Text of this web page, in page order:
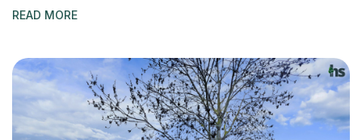
READ MORE